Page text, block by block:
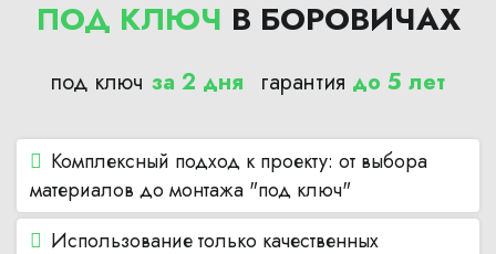
ПОД КЛЮЧ В БОРОВИЧАХ
под ключ за 2 дня гарантия до 5 лет
Комплексный подход к проекту: от выбора
материалов до монтажа "под ключ"
Использование только качественных